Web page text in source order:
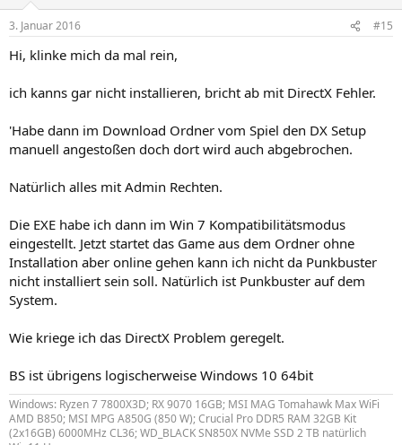
3. Januar 2016 #15
Hi, klinke mich da mal rein,
ich kanns gar nicht installieren, bricht ab mit DirectX Fehler.
'Habe dann im Download Ordner vom Spiel den DX Setup
manuell angestoßen doch dort wird auch abgebrochen.
Natürlich alles mit Admin Rechten.
Die EXE habe ich dann im Win 7 Kompatibilitätsmodus
eingestellt. Jetzt startet das Game aus dem Ordner ohne
Installation aber online gehen kann ich nicht da Punkbuster
nicht installiert sein soll. Natürlich ist Punkbuster auf dem
System.
Wie kriege ich das DirectX Problem geregelt.
BS ist übrigens logischerweise Windows 10 64bit
Windows: Ryzen 7 7800X3D; RX 9070 16GB; MSI MAG Tomahawk Max WiFi
AMD B850; MSI MPG A850G (850 W); Crucial Pro DDR5 RAM 32GB Kit
(2x16GB) 6000MHz CL36; WD_BLACK SN850X NVMe SSD 2 TB natürlich